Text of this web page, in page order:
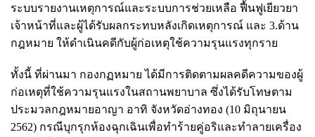
ระบบรายงานเหตุการณ์และระบบการช่วยเหลือ ฟื้นฟูเยียวยา
เจ้าหน้าที่และผู้ได้รับผลกระทบหลังเกิดเหตุการณ์ และ 3.ด้าน
กฎหมาย ให้ดําเนินคดีกับผู้ก่อเหตุใช้ความรุนแรงทุกราย
ทั้งนี้ ที่ผ่านมา กองกฏหมาย ได้มีการติดตามผลคดีความของผู้
ก่อเหตุที่ใช้ความรุนแรงในสถานพยาบาล ซึ่งได้รับโทษตาม
ประมวลกฎหมายอาญา อาทิ จังหวัดอ่างทอง (10 มิถุนายน
2562) กรณีบุกรุกห้องฉุกเฉินเพื่อทำร้ายคู่อริและทำลายเครื่อง